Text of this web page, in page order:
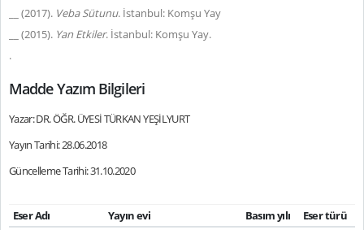
__ (2017). Veba Sütunu. İstanbul: Komşu Yay
__ (2015). Yan Etkiler. İstanbul: Komşu Yay.
.
Madde Yazım Bilgileri
Yazar: DR. ÖĞR. ÜYESİ TÜRKAN YEŞİLYURT
Yayın Tarihi: 28.06.2018
Güncelleme Tarihi: 31.10.2020
Eser Adı Yayın evi Basım yılı
Eser türü